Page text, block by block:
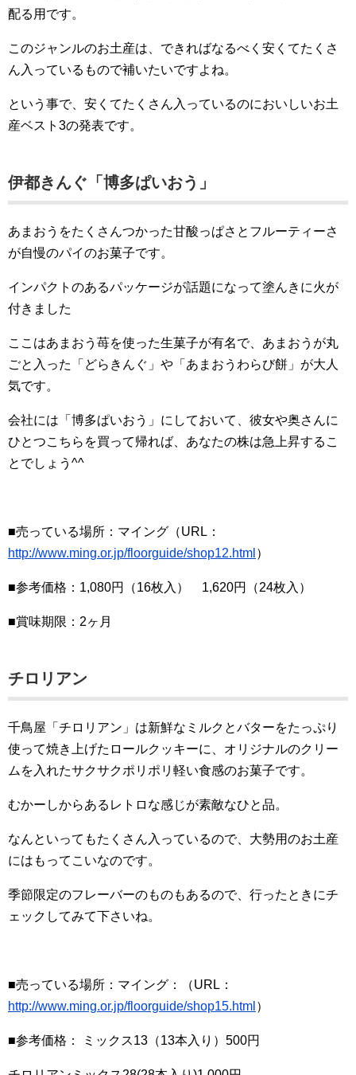
配る用です。
このジャンルのお土産は、できればなるべく安くてたくさ
ん入っているもので補いたいですよね。
という事で、安くてたくさん入っているのにおいしいお土
産ベスト3の発表です。
伊都きんぐ「博多ぱいおう」
あまおうをたくさんつかった甘酸っぱさとフルーティーさ
が自慢のパイのお菓子です。
インパクトのあるパッケージが話題になって塗んきに火が
付きました
ここはあまおう苺を使った生菓子が有名で、あまおうが丸
ごと入った「どらきんぐ」や「あまおうわらび餅」が大人
気です。
会社には「博多ぱいおう」にしておいて、彼女や奥さんに
ひとつこちらを買って帰れば、あなたの株は急上昇するこ
とでしょう^^
■売っている場所：マイング（URL：
http://www.ming.or.jp/floorguide/shop12.html ）
■参考価格：1,080円（16枚入） 1,620円（24枚入）
■賞味期限：2ヶ月
チロリアン
千鳥屋「チロリアン」は新鮮なミルクとバターをたっぷり
使って焼き上げたロールクッキーに、オリジナルのクリー
ムを入れたサクサクポリポリ軽い食感のお菓子です。
むかーしからあるレトロな感じが素敵なひと品。
なんといってもたくさん入っているので、大勢用のお土産
にはもってこいなのです。
季節限定のフレーバーのものもあるので、行ったときにチ
ェックしてみて下さいね。
■売っている場所：マイング：（URL：
http://www.ming.or.jp/floorguide/shop15.html ）
■参考価格： ミックス13（13本入り）500円